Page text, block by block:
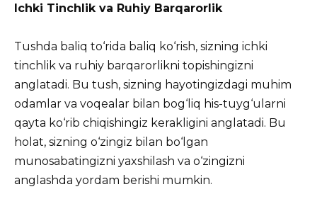
Ichki Tinchlik va Ruhiy Barqarorlik
Tushda baliq to‘rida baliq ko‘rish, sizning ichki
tinchlik va ruhiy barqarorlikni topishingizni
anglatadi. Bu tush, sizning hayotingizdagi muhim
odamlar va voqealar bilan bog‘liq his-tuyg‘ularni
qayta ko‘rib chiqishingiz kerakligini anglatadi. Bu
holat, sizning o‘zingiz bilan bo‘lgan
munosabatingizni yaxshilash va o‘zingizni
anglashda yordam berishi mumkin.